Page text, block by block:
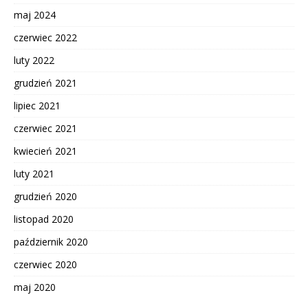
maj 2024
czerwiec 2022
luty 2022
grudzień 2021
lipiec 2021
czerwiec 2021
kwiecień 2021
luty 2021
grudzień 2020
listopad 2020
październik 2020
czerwiec 2020
maj 2020